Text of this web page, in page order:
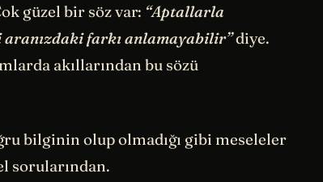
güzel bir söz var: “Aptallarla
aranızdaki farkı anlamayabilir”diye.
akıllarından bu sözü
bilginin olup olmadığı gibi meseleler
sorularından.